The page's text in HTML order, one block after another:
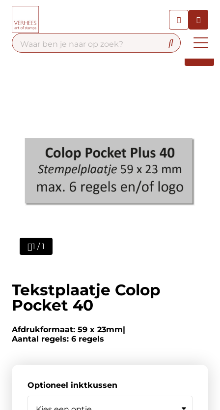
Contact
1 / 1
Tekstplaatje Colop
Pocket 40
Afdrukformaat: 59 x 23mm
Aantal regels: 6 regels
Optioneel inktkussen